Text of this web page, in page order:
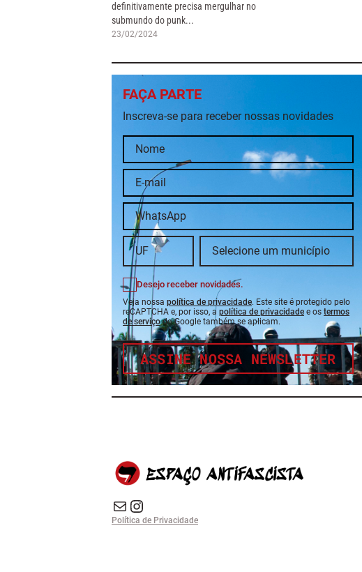
definitivamente precisa mergulhar no
submundo do punk...
23/02/2024
FAÇA PARTE
Inscreva-se para receber nossas novidades
Desejo receber novidades.
Veja nossa política de privacidade. Este site é protegido pelo
reCAPTCHA e, por isso, a política de privacidade e os termos
de serviçodo Google também se aplicam.
ASSINE NOSSA NEWSLETTER
E-mail Instagram do Espaço Antifascista
Política de Privacidade